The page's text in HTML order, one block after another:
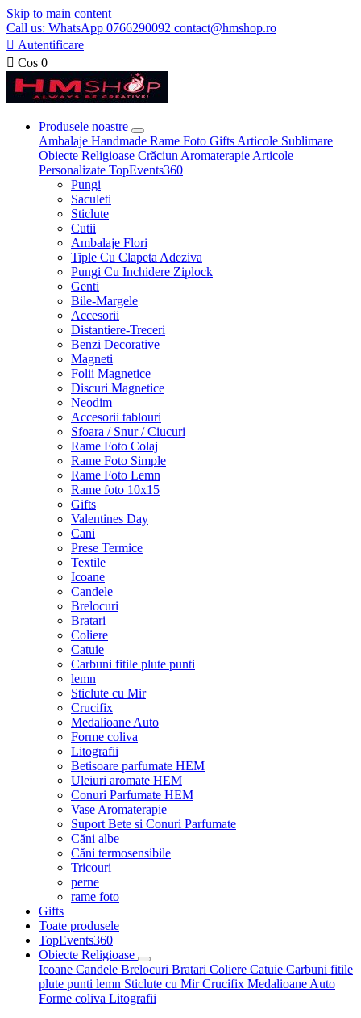
Skip to main content
Call us: WhatsApp 0766290092 contact@hmshop.ro
 Autentificare
 Cos 0
Produsele noastre
Ambalaje Handmade Rame Foto Gifts Articole Sublimare
Obiecte Religioase Crăciun Aromaterapie Articole
Personalizate TopEvents360
Pungi
Saculeti
Sticlute
Cutii
Ambalaje Flori
Tiple Cu Clapeta Adeziva
Pungi Cu Inchidere Ziplock
Genti
Bile-Margele
Accesorii
Distantiere-Treceri
Benzi Decorative
Magneti
Folii Magnetice
Discuri Magnetice
Neodim
Accesorii tablouri
Sfoara / Snur / Ciucuri
Rame Foto Colaj
Rame Foto Simple
Rame Foto Lemn
Rame foto 10x15
Gifts
Valentines Day
Cani
Prese Termice
Textile
Icoane
Candele
Brelocuri
Bratari
Coliere
Catuie
Carbuni fitile plute punti
lemn
Sticlute cu Mir
Crucifix
Medalioane Auto
Forme coliva
Litografii
Betisoare parfumate HEM
Uleiuri aromate HEM
Conuri Parfumate HEM
Vase Aromaterapie
Suport Bete si Conuri Parfumate
Căni albe
Căni termosensibile
Tricouri
perne
rame foto
Gifts
Toate produsele
TopEvents360
Obiecte Religioase
Icoane Candele Brelocuri Bratari Coliere Catuie Carbuni fitile
plute punti lemn Sticlute cu MirCrucifix Medalioane Auto
Forme coliva Litografii